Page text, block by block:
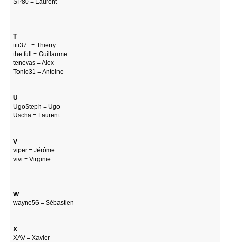
T
titi37 = Thierry
the full = Guillaume
tenevas = Alex
Tonio31 = Antoine
U
UgoSteph = Ugo
Uscha = Laurent
V
viper = Jérôme
vivi = Virginie
W
wayne56 = Sébastien
X
XAV = Xavier